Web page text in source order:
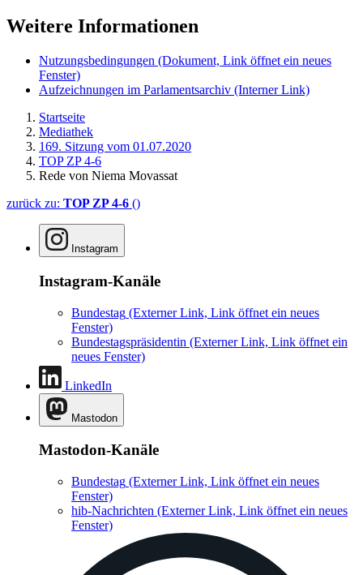
Weitere Informationen
Nutzungsbedingungen (Dokument, Link öffnet ein neues
Fenster)
Aufzeichnungen im Parlamentsarchiv (Interner Link)
Startseite
Mediathek
169. Sitzung vom 01.07.2020
TOP ZP 4-6
Rede von Niema Movassat
zurück zu: TOP ZP 4-6 ()
Instagram
Instagram-Kanäle
Bundestag (Externer Link, Link öffnet ein neues
Fenster)
Bundestagspräsidentin (Externer Link, Link öffnet ein
neues Fenster)
LinkedIn
Mastodon
Mastodon-Kanäle
Bundestag (Externer Link, Link öffnet ein neues
Fenster)
hib-Nachrichten (Externer Link, Link öffnet ein neues
Fenster)